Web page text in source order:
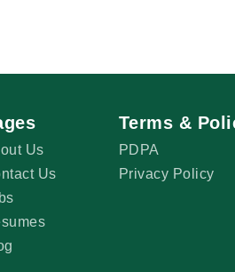
Us
Us
Terms &
PDPA
Privacy Policy